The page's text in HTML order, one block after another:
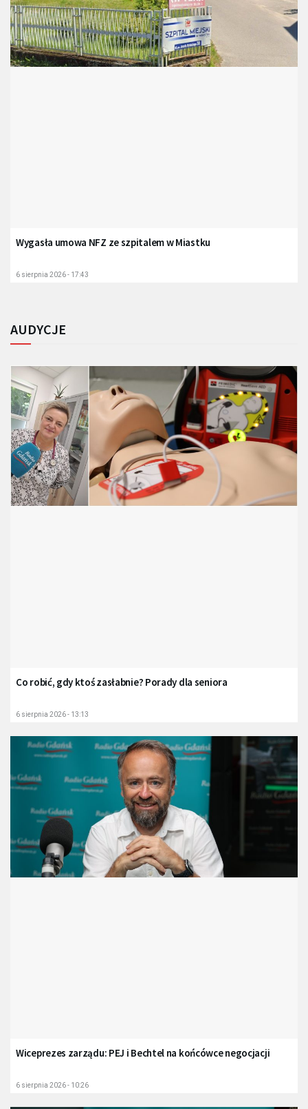
Wygasła umowa NFZ ze szpitalem w Miastku
6 sierpnia 2026 - 17:43
AUDYCJE
Co robić, gdy ktoś zasłabnie? Porady dla seniora
6 sierpnia 2026 - 13:13
Wiceprezes zarządu: PEJ i Bechtel na końcówce negocjacji
6 sierpnia 2026 - 10:26